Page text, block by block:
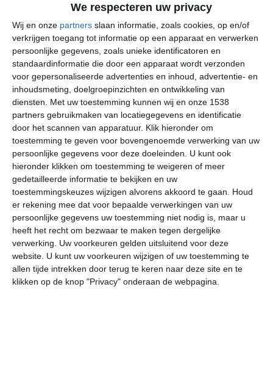
We respecteren uw privacy
Wij en onze partners slaan informatie, zoals cookies, op en/of
verkrijgen toegang tot informatie op een apparaat en verwerken
persoonlijke gegevens, zoals unieke identificatoren en
standaardinformatie die door een apparaat wordt verzonden
voor gepersonaliseerde advertenties en inhoud, advertentie- en
inhoudsmeting, doelgroepinzichten en ontwikkeling van
diensten.
Met uw toestemming kunnen wij en onze 1538
partners gebruikmaken van locatiegegevens en identificatie
door het scannen van apparatuur. Klik hieronder om
toestemming te geven voor bovengenoemde verwerking van uw
persoonlijke gegevens voor deze doeleinden. U kunt ook
hieronder klikken om toestemming te weigeren of meer
gedetailleerde informatie te bekijken en uw
toestemmingskeuzes wijzigen alvorens akkoord te gaan.
Houd
er rekening mee dat voor bepaalde verwerkingen van uw
persoonlijke gegevens uw toestemming niet nodig is, maar u
heeft het recht om bezwaar te maken tegen dergelijke
verwerking. Uw voorkeuren gelden uitsluitend voor deze
website. U kunt uw voorkeuren wijzigen of uw toestemming te
allen tijde intrekken door terug te keren naar deze site en te
klikken op de knop "Privacy" onderaan de webpagina.
23°C
undefined
33°
ma di
23° 12°
wo
24° 11°
30°C 33°C 31°C
13:00 16:00 19:00 22:00 01:00
13:00 16:00 19:00 22:00 01:00